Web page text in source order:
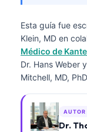
Esta guía fue
Klein, MD en
Médico de
Dr. Hans Weber
Mitchell, MD,
AUTOR
Dr.